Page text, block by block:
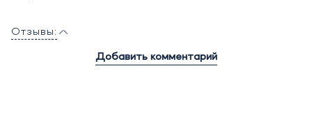
Отзывы:
Добавить комментарий